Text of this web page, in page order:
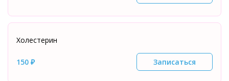
Холестерин
150 ₽ Записаться